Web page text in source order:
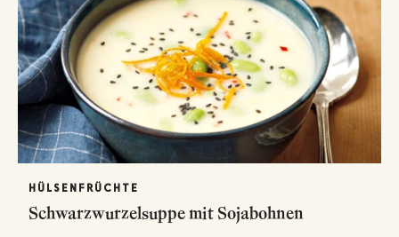
HÜLSENFRÜCHTE
Schwarzwurzelsuppe mit Sojabohnen